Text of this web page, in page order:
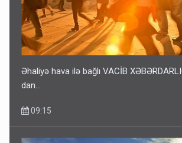
Bu ölkələrə şəxsiyyət vəsiqəsi ilə gedə
SİYAHI
6 Avqust 10:53
Əhaliyə hava ilə bağlı VACİB
dan…
09:15